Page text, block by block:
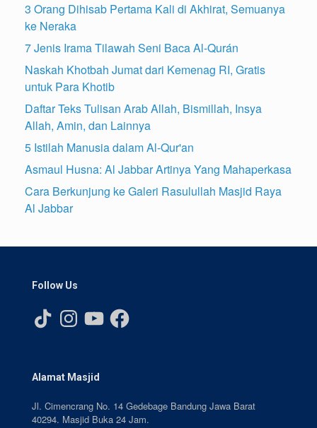
3 Orang Dihisab Pertama Kali di Akhirat, Semuanya
ke Neraka
7 Jenis Irama Tilawah Seni Baca Al-Qurán
Naskah Khotbah Jumat dari Kemenag RI, Gratis
untuk Para Khotib
Daftar Teks Tulisan Arab Allah, Bismillah, Insya
Allah, Amin, dan Lainnya
5 Istilah Manusia dalam Al-Qur'an
Asmaul Husna: Al Jabbar Artinya Yang Mahaperkasa
Cara Berkunjung ke Galeri Rasulullah Masjid Raya
Al Jabbar
Follow Us
TikTok InstagramYouTubeFacebook
Alamat Masjid
Jl. Cimencrang No. 14 Gedebage Bandung Jawa Barat
40294. Masjid Buka 24 Jam.